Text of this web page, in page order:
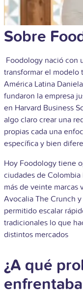
Sobre
Foodology nació con
transformar el modelo
América Latina
fundaron la empresa
en Harvard Business
algo claro crear una
propias cada una
específica y bien
Hoy Foodology tiene
ciudades de
más de veinte marcas
Avocalia The Crunch
permitido escalar
tradicionales lo que
distintos mercados
¿A qué